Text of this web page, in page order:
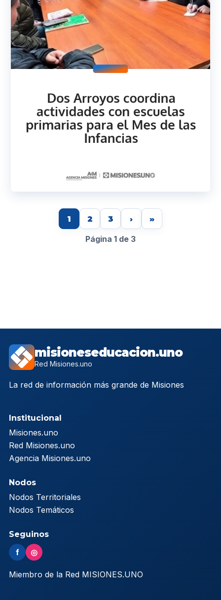
1 2 3 › »
Página 1 de 3
misioneseducacion.uno
Red Misiones.uno
La red de información más grande de Misiones
Institucional
Misiones.uno
Red Misiones.uno
Agencia Misiones.uno
Nodos
Nodos Territoriales
Nodos Temáticos
Seguinos
f ◎
Miembro de la Red MISIONES.UNO